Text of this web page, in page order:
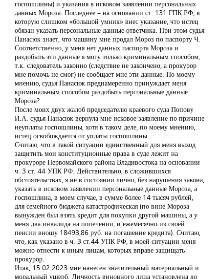
госпошлины) и указания в исковом заявлении персональных
данных Мороза. Последнее – на основании ст. 131 ГПК РФ, в
которую слишком «большой умник» внес указание, что истец
обязан указать персональные данные ответчика. При этом судья
Панасюк знает, что машину мне продал Мороз по паспорту Ч.
Соответственно, у меня нет данных паспорта Мороза и
раздобыть эти данные я могу только криминальным способом,
т.к. следователь законно (следствие не закончено, а прокурор
мне помочь не смог) не сообщает мне эти данные. По моему
мнению, судья Панасюк преднамеренно принуждает меня
криминальным способом раздобыть персональные данные
Мороза?
После моих двух жалоб председателю краевого суда Попову
И.А. судья Панасюк вернула мне исковое заявление по причине
неуплаты госпошлины, хотя в таком деле, по моему мнению,
истец освобождается от уплаты госпошлины.
Считаю, что в такой ситуации единственный для меня выход
защитить мои конституционные права в суде лежит на
прокуроре Первомайского района Владивостока на основании
ч. 3 ст. 44 УПК РФ. Действительно, в сложившихся
обстоятельствах, я не в состоянии лично, без нарушения закона,
указать в исковом заявлении персональные данные Мороза, а
госпошлина, в моем случае, в сумме более 14 тысяч рублей,
для семейного бюджета катастрофическая (по вине Мороза
вынужден был взять кредит для покупки другой машины, а у
меня два инвалида на попечении, и ежемесячно из своей
пенсии вношу 18493,86 руб. на погашение кредита). Считаю,
что, как указано в ч. 3 ст.44 УПК РФ, в моей ситуации меня
можно отнести к иным лицам, которых вправе защищать
прокурор.
Итак, 15.02.2023 мне нанесен значительный материальный и
моральный ущерб. Личность виновного лица установлена до